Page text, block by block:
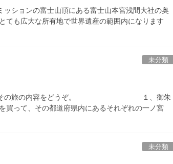
ションの富士山頂にある富士山本宮浅間大社の奥
ても広大な所有地で世界遺産の範囲内になります
未分類
した。その旅の内容をどうぞ。 １、御朱
て、その都道府県内にあるそれぞれの一ノ宮
未分類